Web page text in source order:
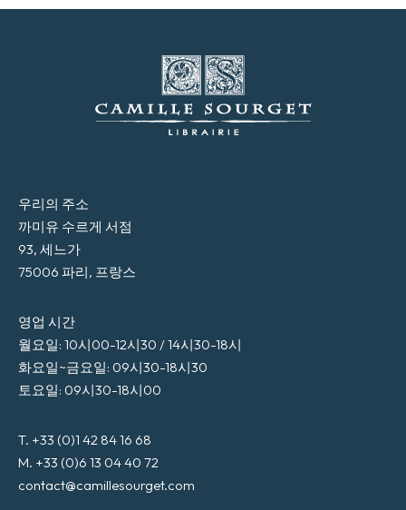
우리의 주소
까미유 수르게 서점
93, 세느가
75006 파리, 프랑스
영업 시간
월요일: 10시00-12시30 / 14시30-18시
화요일~금요일: 09시30-18시30
토요일: 09시30-18시00
T. +33 (0)1 42 84 16 68
M. +33 (0)6 13 04 40 72
contact@camillesourget.com